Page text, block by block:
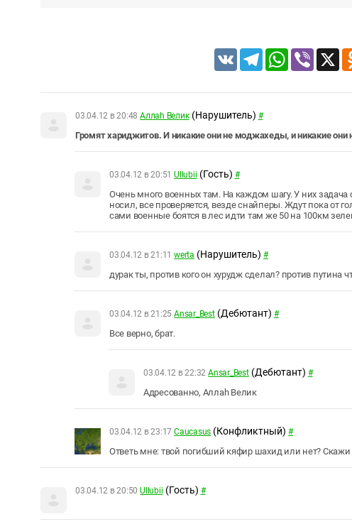
VK TelegramWhatsApp
Viber X
03.04.12 в 20:48 Аллаh Велик (Нарушитель) #
Громят хариджитов. И никакие они не моджахеды, и никакие
03.04.12 в 20:51 Ullubii (Гость) #
Очень много военных там. На каждом шагу. У них задача
носил, все проверяется, везде снайперы. Ждут пока от
сами военные боятся в лес идти там же 50 на 100км
03.04.12 в 21:11 werta (Нарушитель) #
дурак ты, против кого он хурудж сделал? против путина
03.04.12 в 21:25 Ansar_Best (Дебютант) #
Все верно, брат.
03.04.12 в 22:32 Ansar_Best (Дебютант) #
Адресованно, Aллаh Велик
03.04.12 в 23:17 Caucasus (Конфликтный) #
Ответь мне: твой погибший кяфир шахид или нет?
03.04.12 в 20:50 Ullubii (Гость) #